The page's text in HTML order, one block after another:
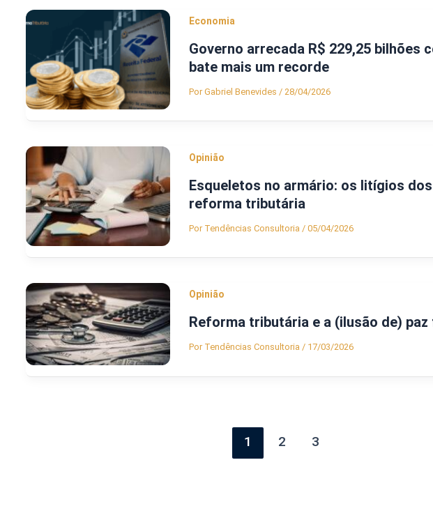
Economia
Governo arrecada R$ 229,25 bilhões
bate mais um recorde
PorGabriel Benevides / 28/04/2026
Opinião
Esqueletos no armário: os litígios
reforma tributária
Por Tendências Consultoria / 05/04/2026
Opinião
Reforma tributária e a (ilusão de) paz
Por Tendências Consultoria / 17/03/2026
1 2 3